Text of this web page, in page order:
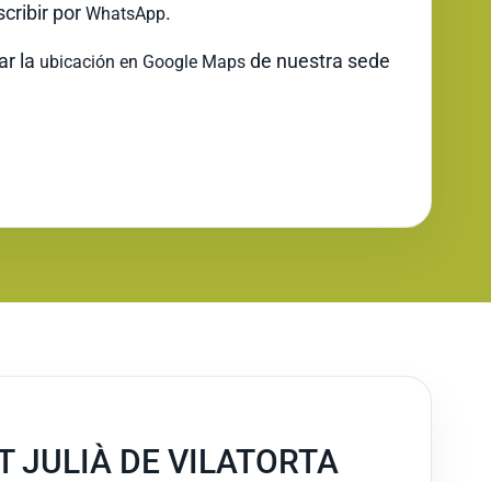
por WhatsApp.
la ubicación en Google Maps de nuestra sede
JULIÀ DE VILATORTA